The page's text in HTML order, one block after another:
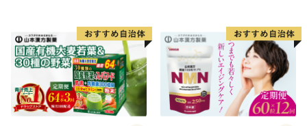
の伊勢エビ等を対象とした刺し網漁業とアワビ、トコブ
シ、海草等の採貝漁業がおこなわれ、沖合ではイサキ、
タイ等を対象とした一本釣りやイワシ等を対象とした敷
き網（棒受け網）漁業、タチウオ、フグ等を対象とした
延べ縄漁業など、農林水産業が盛んな町です。